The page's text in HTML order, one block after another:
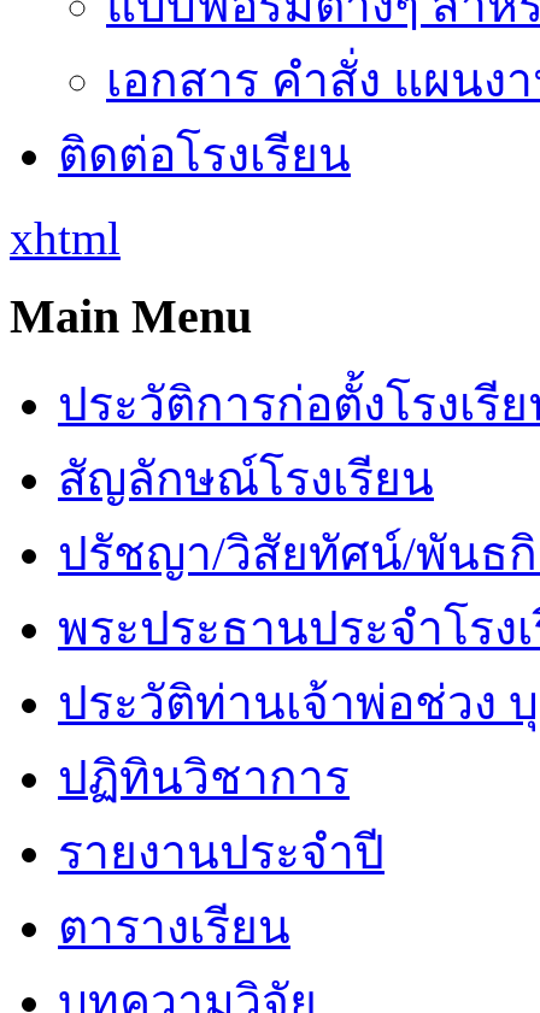
เอกสาร คำสั่ง แผนง
ติดต่อโรงเรียน
xhtml
Main Menu
ประวัติการก่อตั้งโรงเรี
สัญลักษณ์โรงเรียน
ปรัชญา/วิสัยทัศน์/พันธ
พระประธานประจำโรง
ประวัติท่านเจ้าพ่อช่วง
ปฏิทินวิชาการ
รายงานประจำปี
ตารางเรียน
บทความวิจัย